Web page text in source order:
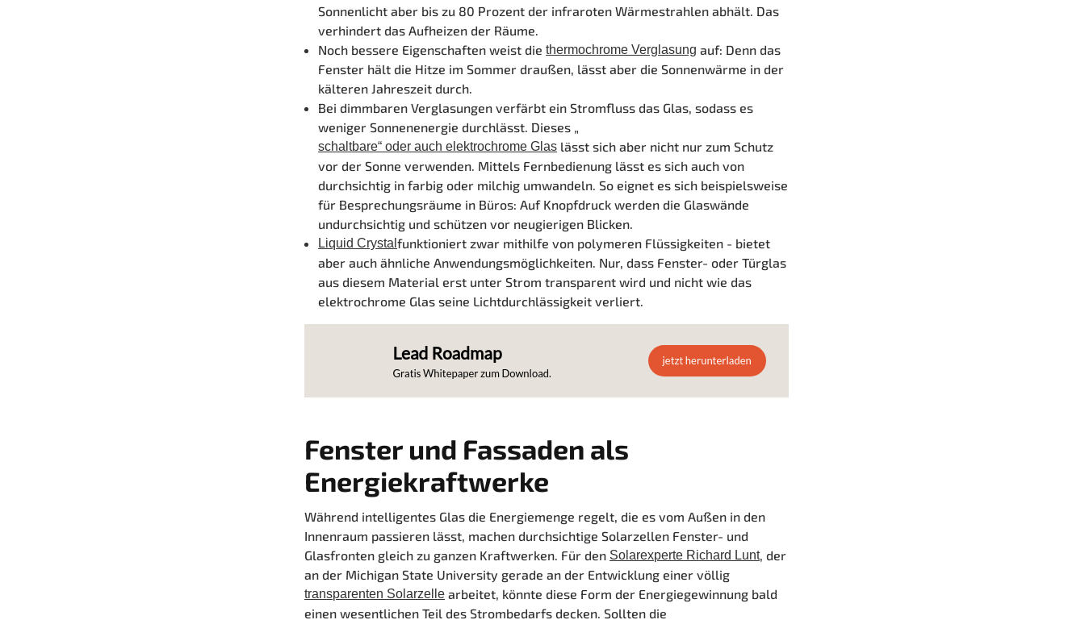
Sonnenlicht aber bis zu 80 Prozent der infraroten Wärmestrahlen abhält. Das
verhindert das Aufheizen der Räume.
Noch bessere Eigenschaften weist diethermochrome Verglasung auf: Denn das
Fenster hält die Hitze im Sommer draußen, lässt aber die Sonnenwärme in der
kälteren Jahreszeit durch.
Beidimmbaren Verglasungen verfärbt ein Stromfluss das Glas, sodass es
weniger Sonnenenergie durchlässt. Dieses „
schaltbare“ oder auch elektrochrome Glas lässt sich aber nicht nur zum Schutz
vor der Sonne verwenden. Mittels Fernbedienung lässt es sich auch von
durchsichtig in farbig oder milchig umwandeln. So eignet es sich beispielsweise
für Besprechungsräume in Büros: Auf Knopfdruck werden die Glaswände
undurchsichtig und schützen vor neugierigen Blicken.
Liquid Crystalfunktioniert zwar mithilfe von polymeren Flüssigkeiten - bietet
aber auch ähnliche Anwendungsmöglichkeiten. Nur, dass Fenster- oder Türglas
aus diesem Material erst unter Strom transparent wird und nicht wie das
elektrochrome Glas seine Lichtdurchlässigkeit verliert.
Fenster und Fassaden als
Energiekraftwerke
Während intelligentes Glas die Energiemenge regelt, die es vom Außen in den
Innenraum passieren lässt, machen durchsichtige Solarzellen Fenster- und
Glasfronten gleich zu ganzen Kraftwerken. Für den Solarexperte Richard Lunt, der
an der Michigan State University gerade an der Entwicklung einer völlig
transparenten Solarzelle arbeitet, könnte diese Form der Energiegewinnung bald
einen wesentlichen Teil des Strombedarfs decken. Sollten die